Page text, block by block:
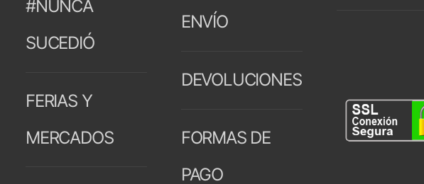
#NUNCA
SUCEDIÓ
FERIAS Y
MERCADOS
ENVÍO
DEVOLUCIONES
FORMAS DE
PAGO